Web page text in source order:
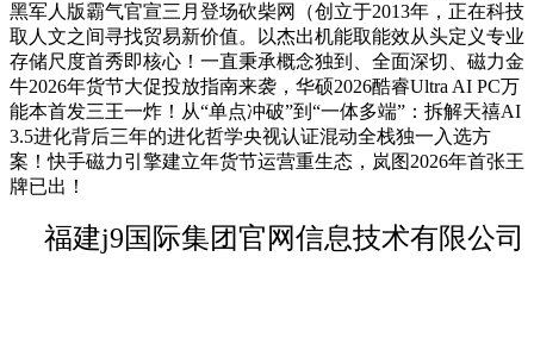
黑军人版霸气官宣三月登场砍柴网（创立于2013年，正在科技
取人文之间寻找贸易新价值。以杰出机能取能效从头定义专业
存储尺度首秀即核心！一直秉承概念独到、全面深切、磁力金
牛2026年货节大促投放指南来袭，华硕2026酷睿Ultra AI PC万
能本首发三王一炸！从“单点冲破”到“一体多端”：拆解天禧AI
3.5进化背后三年的进化哲学央视认证混动全栈独一入选方
案！快手磁力引擎建立年货节运营重生态，岚图2026年首张王
牌已出！
福建j9国际集团官网信息技术有限公司